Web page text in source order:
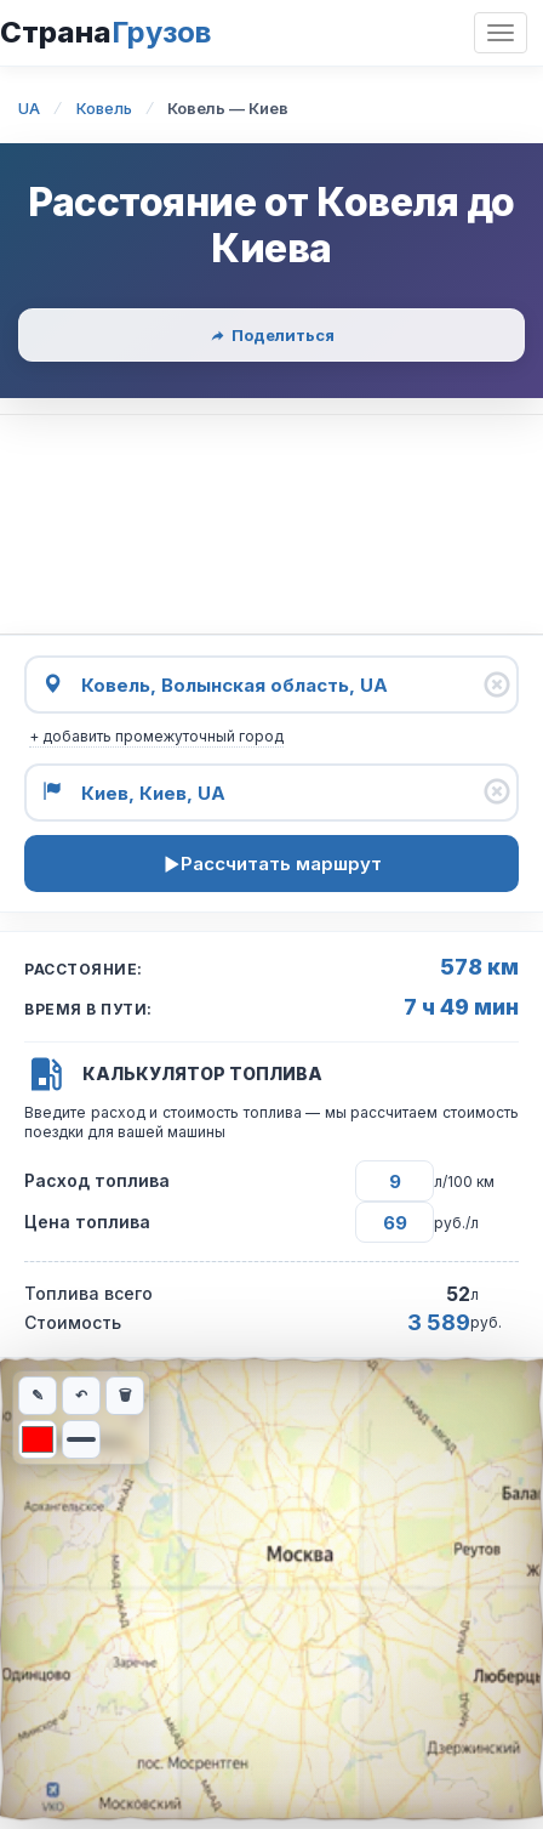
СтранаГрузов
UA Ковель Ковель — Киев
Расстояние от Ковеля до
Киева
Поделиться
+ добавить промежуточный город
Рассчитать маршрут
РАССТОЯНИЕ: 578 км
ВРЕМЯ В ПУТИ: 7 ч 49 мин
КАЛЬКУЛЯТОР ТОПЛИВА
Введите расход и стоимость топлива — мы рассчитаем стоимость
поездки для вашей машины
Расход топлива л/100 км
Цена топлива руб./л
Топлива всего 52л
Стоимость 3 589руб.
Интерактивная карта автомобильного маршрута из города
✎ ↶ 🗑